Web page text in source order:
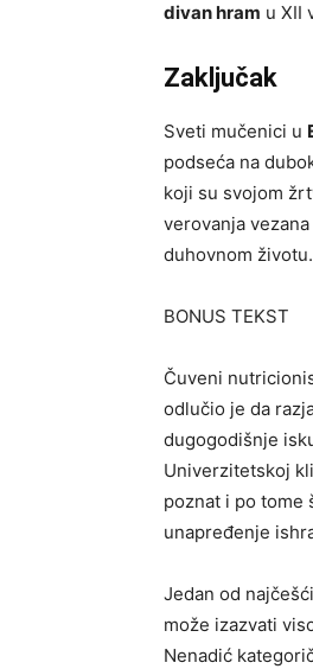
divan hram u XII
Zaključak
Sveti mučenici u
podseća na
koji su svojom
verovanja
duhovnom životu.
BONUS TEKST
Čuveni
odlučio je da
dugogodišnje
Univerzitetskoj
poznat i po tome
unapređenje
Jedan od
može izazvati
Nenadić